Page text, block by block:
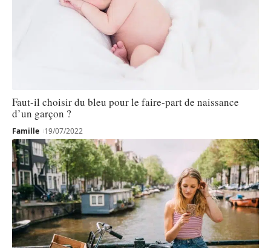
Faut-il choisir du bleu pour le faire-part de naissance
d’un garçon ?
Famille 19/07/2022